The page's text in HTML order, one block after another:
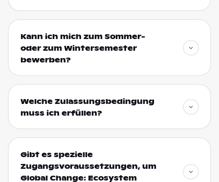
Kann ich mich zum Sommer-
oder zum Wintersemester
bewerben?
Welche Zulassungsbedingung
muss ich erfüllen?
Gibt es spezielle
Zugangsvoraussetzungen, um
Global Change: Ecosystem